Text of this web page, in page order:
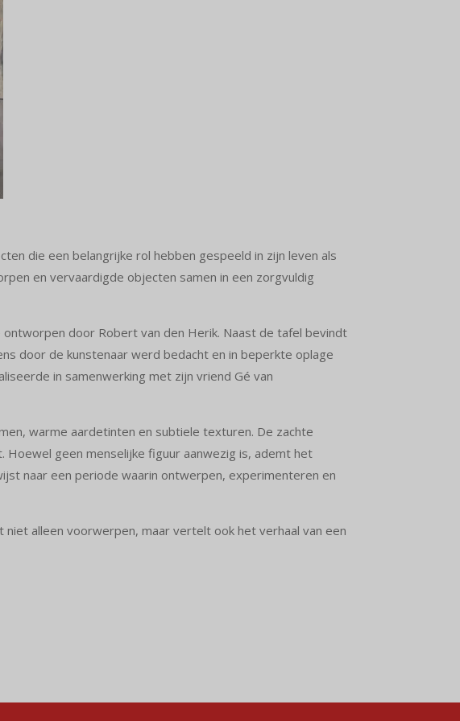
die een belangrijke rol hebben gespeeld in zijn leven als
en vervaardigde objecten samen in een zorgvuldig
door Robert van den Herik. Naast de tafel bevindt
door de kunstenaar werd bedacht en in beperkte oplage
in samenwerking met zijn vriend Gé van
warme aardetinten en subtiele texturen. De zachte
Hoewel geen menselijke figuur aanwezig is, ademt het
naar een periode waarin ontwerpen, experimenteren en
alleen voorwerpen, maar vertelt ook het verhaal van een